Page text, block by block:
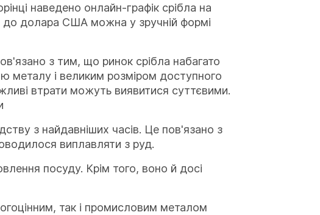
наведено онлайн-графік срібла на
до долара США можна у зручній формі
з тим, що ринок срібла набагато
металу і великим розміром доступного
втрати можуть виявитися суттєвими.
з найдавніших часів. Це пов'язано з
виплавляти з руд.
посуду. Крім того, воно й досі
так і промисловим металом